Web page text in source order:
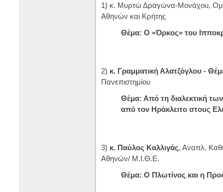
1) κ. Μυρτώ Δραγώνα-Μονάχου,
Αθηνών και Κρήτης
Θέμα: Ο «Όρκος» του
2) κ. Γραμματική Αλατζόγλου -
Πανεπιστημίου
Θέμα: Από τη διαλεκτική
από τον Ηράκλειτο στους
3) κ. Παύλος Καλλιγάς, Αναπλ.
Αθηνών/ Μ.Ι.Θ.Ε.
Θέμα: Ο Πλωτίνος και η